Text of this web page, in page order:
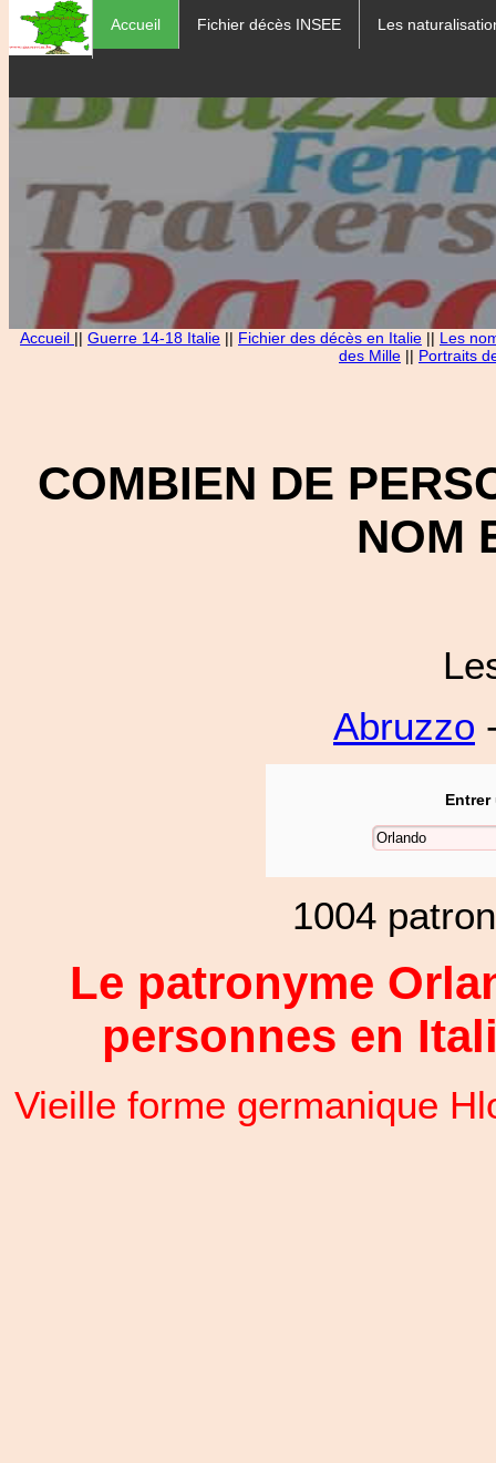
Accueil Fichier décès INSEE Les
Accueil || Guerre 14-18 Italie || Fichier des décès en Italie || Les
des Mille || Portraits
COMBIEN DE
NOM
Abruzzo
Entrer
1004
Le patronyme
personnes en
Vieille forme germanique